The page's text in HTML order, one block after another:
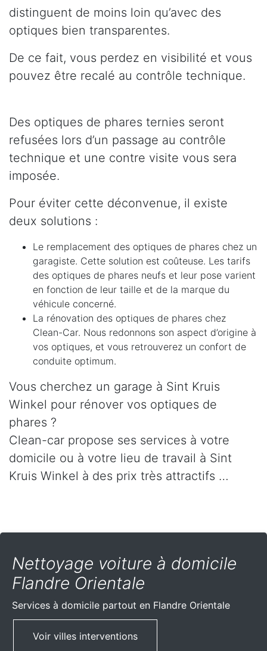
distinguent de moins loin qu’avec des
optiques bien transparentes.
De ce fait, vous perdez en visibilité et vous
pouvez être recalé au contrôle technique.
Des optiques de phares ternies seront
refusées lors d’un passage au contrôle
technique et une contre visite vous sera
imposée.
Pour éviter cette déconvenue, il existe
deux solutions :
Le remplacement des optiques de phares chez un
garagiste. Cette solution est coûteuse. Les tarifs
des optiques de phares neufs et leur pose varient
en fonction de leur taille et de la marque du
véhicule concerné.
La rénovation des optiques de phares chez
Clean-Car. Nous redonnons son aspect d’origine à
vos optiques, et vous retrouverez un confort de
conduite optimum.
Vous cherchez un garage à Sint Kruis
Winkel pour rénover vos optiques de
phares ?
Clean-car propose ses services à votre
domicile ou à votre lieu de travail à Sint
Kruis Winkel à des prix très attractifs …
Nettoyage voiture à domicile
Flandre Orientale
Services à domicile partout en Flandre Orientale
Voir villes interventions